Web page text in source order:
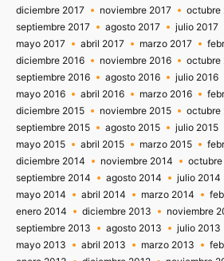
diciembre 2017
noviembre 2017
octubre
septiembre 2017
agosto 2017 julio 2017
mayo 2017
abril 2017 marzo 2017
diciembre 2016
noviembre 2016
octubre
septiembre 2016
agosto 2016 julio 2016
mayo 2016
abril 2016 marzo 2016
diciembre 2015
noviembre 2015
octubre
septiembre 2015
agosto 2015 julio 2015
mayo 2015
abril 2015 marzo 2015
diciembre 2014
noviembre 2014
septiembre 2014
agosto 2014 julio 2014
mayo 2014
abril 2014 marzo 2014
enero 2014
diciembre 2013 noviembre
septiembre 2013
agosto 2013 julio 2013
mayo 2013
abril 2013 marzo 2013